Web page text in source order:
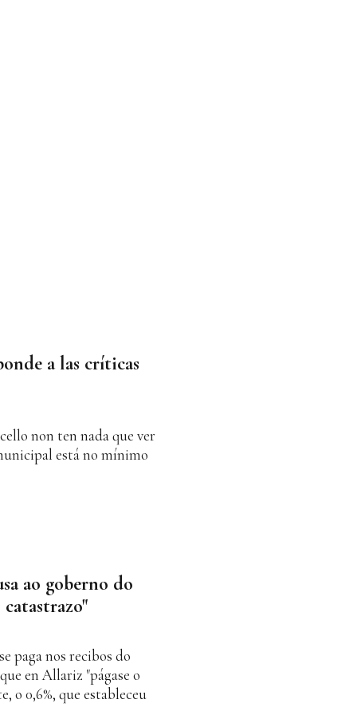
a las críticas
non ten nada que ver
está no mínimo
ao goberno do
paga nos recibos do
en Allariz "págase o
o 0,6%, que estableceu